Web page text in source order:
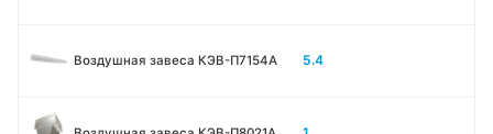
Воздушная завеса КЭВ-П7154A 5.4